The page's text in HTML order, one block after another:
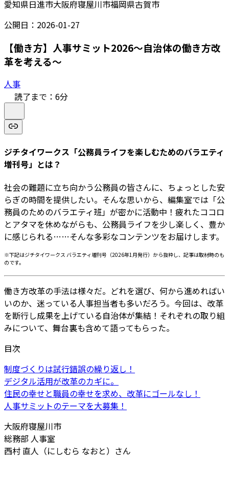
愛知県日進市大阪府寝屋川市福岡県古賀市
公開日： 2026-01-27
【働き方】人事サミット2026～自治体の働き方改
革を考える～
人事
読了まで： 6分
ジチタイワークス「公務員ライフを楽しむためのバラエティ
増刊号」とは？
社会の難題に立ち向かう公務員の皆さんに、ちょっとした安
らぎの時間を提供したい。そんな思いから、編集室では「公
務員のためのバラエティ班」が密かに活動中！疲れたココロ
とアタマを休めながらも、公務員ライフを少し楽しく、豊か
に感じられる……そんな多彩なコンテンツをお届けします。
※下記はジチタイワークス バラエティ増刊号（2026年1月発行）から抜粋し、記事は取材時のも
のです。
働き方改革の手法は様々だ。どれを選び、何から進めればい
いのか、迷っている人事担当者も多いだろう。今回は、改革
を断行し成果を上げている自治体が集結！それぞれの取り組
みについて、舞台裏も含めて語ってもらった。
目次
制度づくりは試行錯誤の繰り返し！
デジタル活用が改革のカギに。
住民の幸せと職員の幸せを求め、改革にゴールなし！
人事サミットのテーマを大募集！
大阪府寝屋川市
総務部 人事室
西村 直人（にしむら なおと）さん